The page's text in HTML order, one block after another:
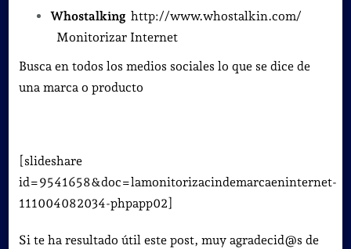
Whostalking http://www.whostalkin.com/
Monitorizar Internet
Busca en todos los medios sociales lo que se dice de
una marca o producto
[slideshare
id=9541658&doc=lamonitorizacindemarcaeninternet-
111004082034-phpapp02]
Si te ha resultado útil este post, muy agradecid@s de